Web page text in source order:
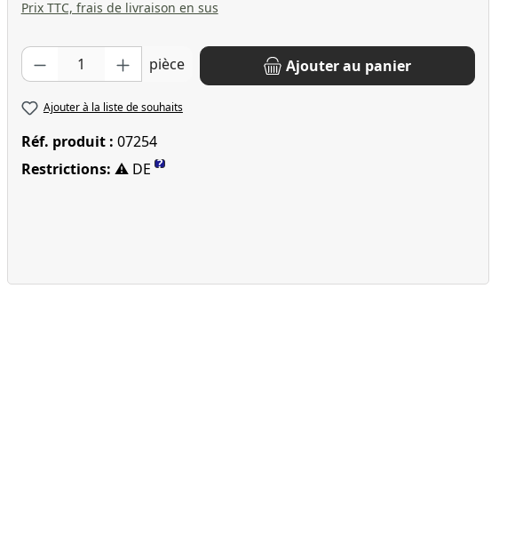
Prix TTC, frais de livraison en sus
Quantité de produit : Entrez la quantité souhaitée ou utilisez les boutons pour
pièce Ajouter au panier
Ajouter à la liste de souhaits
Réf. produit : 07254
Restrictions: ⚠ DE ?